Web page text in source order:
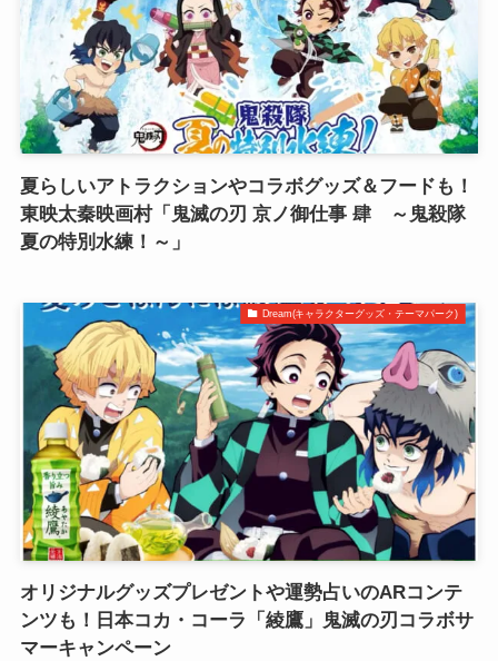
夏らしいアトラクションやコラボグッズ＆フードも！
東映太秦映画村「鬼滅の刃 京ノ御仕事 肆 ～鬼殺隊
夏の特別水練！～」
Dream(キャラクターグッズ・テーマパーク)
オリジナルグッズプレゼントや運勢占いのARコンテ
ンツも！日本コカ・コーラ「綾鷹」鬼滅の刃コラボサ
マーキャンペーン